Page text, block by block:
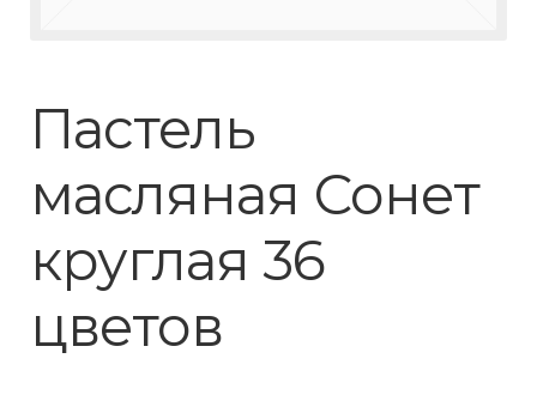
Пастель
масляная Сонет
круглая 36
цветов